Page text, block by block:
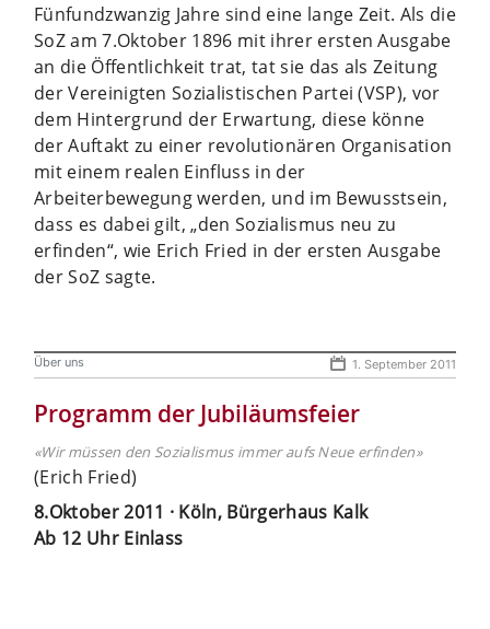
Fünfundzwanzig Jahre sind eine lange Zeit. Als die
SoZ am 7.Oktober 1896 mit ihrer ersten Ausgabe
an die Öffentlichkeit trat, tat sie das als Zeitung
der Vereinigten Sozialistischen Partei (VSP), vor
dem Hintergrund der Erwartung, diese könne
der Auftakt zu einer revolutionären Organisation
mit einem realen Einfluss in der
Arbeiterbewegung werden, und im Bewusstsein,
dass es dabei gilt, „den Sozialismus neu zu
erfinden“, wie Erich Fried in der ersten Ausgabe
der SoZ sagte.
Über uns 1. September 2011
Programm der Jubiläumsfeier
«Wir müssen den Sozialismus immer aufs Neue erfinden»
(Erich Fried)
8.Oktober 2011 · Köln, Bürgerhaus Kalk
Ab 12 Uhr Einlass